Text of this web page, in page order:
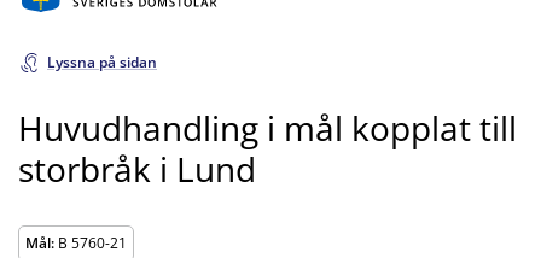
Lyssna på sidan
Huvudhandling i mål kopplat till
storbråk i Lund
Mål: B 5760-21